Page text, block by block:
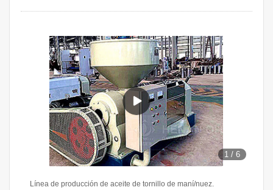
1 /6
Línea de producción de aceite de tornillo de maní/nuez.